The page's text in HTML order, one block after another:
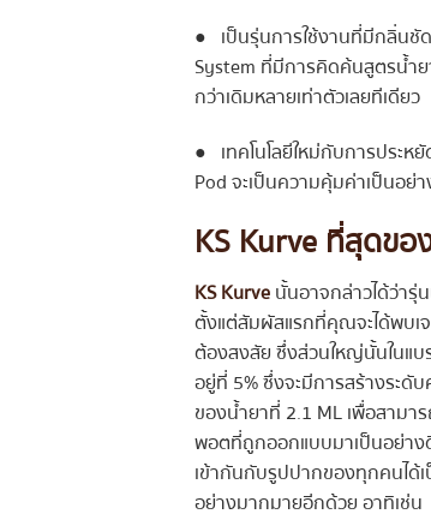
● เป็นรุ่นการใช้งานที่มีกลิ่นชัด
System ที่มีการคิดค้นสูตรน้ำ
กว่าเดิมหลายเท่าตัวเลยทีเดียว
● เทคโนโลยีใหม่กับการประห
Pod จะเป็นความคุ้มค่าเป็นอย่
KS Kurve ที่สุดขอ
KS Kurveนั้นอาจกล่าวได้ว่า
ตั้งแต่สัมผัสแรกที่คุณจะได้พบเ
ต้องสงสัย ซึ่งส่วนใหญ่นั้นในแ
อยู่ที่ 5% ซึ่งจะมีการสร้างระดั
ของน้ำยาที่ 2.1 ML เพื่อสาม
พอตที่ถูกออกแบบมาเป็นอย่า
เข้ากันกับรูปปากของทุกคนไ
อย่างมากมายอีกด้วย อาทิเช่น